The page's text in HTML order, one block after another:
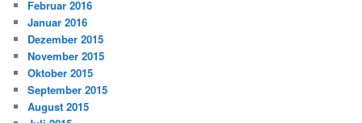
Februar 2016
Januar 2016
Dezember 2015
November 2015
Oktober 2015
September 2015
August 2015